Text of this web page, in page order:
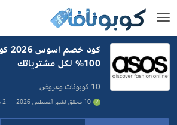
100% لكل مشترياتك
10 كوبونات وعروض
10 محقق لشهر أغسطس 2026 2 مستخدم اليوم